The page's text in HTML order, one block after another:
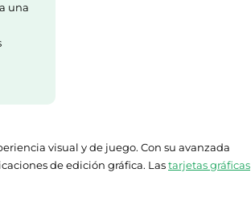
una
visual y de juego. Con su avanzada
de edición gráfica. Lastarjetas gráficas